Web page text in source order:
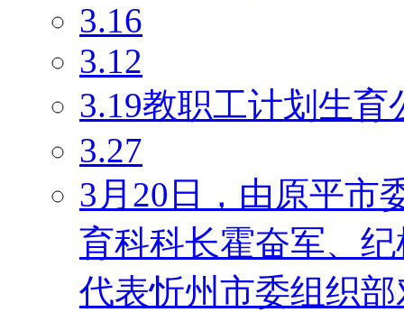
3.16
3.12
3.19教职工计划生育
3.27
3月20日，由原平市
育科科长霍奋军、
代表忻州市委组织